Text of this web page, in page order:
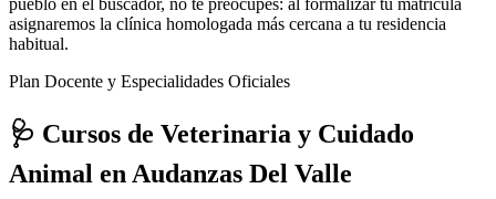
pueblo en el buscador, no te preocupes: al formalizar tu matrícula
asignaremos la clínica homologada más cercana a tu residencia
habitual.
Plan Docente y Especialidades Oficiales
🩺 Cursos de Veterinaria y Cuidado
Animal en Audanzas Del Valle